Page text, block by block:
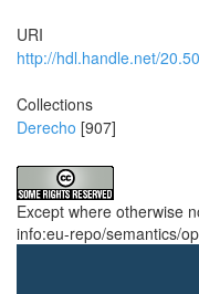
URI
http://hdl.handle.net/
Collections
Derecho [907]
Except where otherwise
info:eu-repo/semantics/